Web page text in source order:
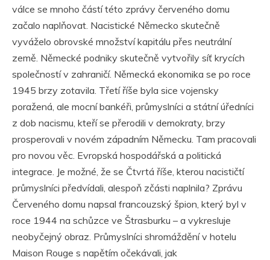
válce se mnoho částí této zprávy červeného domu
začalo naplňovat. Nacistické Německo skutečně
vyváželo obrovské množství kapitálu přes neutrální
země. Německé podniky skutečně vytvořily síť krycích
společností v zahraničí. Německá ekonomika se po roce
1945 brzy zotavila. Třetí říše byla sice vojensky
poražená, ale mocní bankéři, průmyslníci a státní úředníci
z dob nacismu, kteří se přerodili v demokraty, brzy
prosperovali v novém západním Německu. Tam pracovali
pro novou věc. Evropská hospodářská a politická
integrace. Je možné, že se Čtvrtá říše, kterou nacističtí
průmyslníci předvídali, alespoň zčásti naplnila? Zprávu
Červeného domu napsal francouzský špion, který byl v
roce 1944 na schůzce ve Štrasburku – a vykresluje
neobyčejný obraz. Průmyslníci shromáždění v hotelu
Maison Rouge s napětím očekávali, jak